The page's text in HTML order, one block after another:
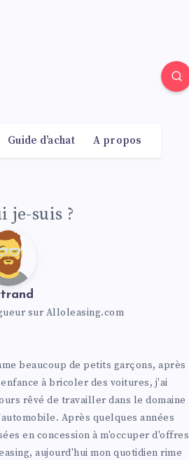
Guide d’achat A propos
je-suis ?
sur Alloleasing.com
beaucoup de petits garçons, après
à bricoler des voitures, j'ai
rêvé de travailler dans le domaine
Après quelques années
en concession à m'occuper d'offres
aujourd'hui mon quotidien rime